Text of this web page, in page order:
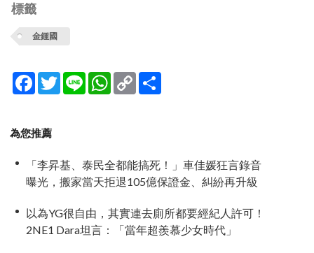
標籤
金鍾國
Facebook
TwitterLine WhatsApp
Copy
Link
為您推薦
「李昇基、泰民全都能搞死！」車佳媛狂言錄音
曝光，搬家當天拒退105億保證金、糾紛再升級
以為YG很自由，其實連去廁所都要經紀人許可！
2NE1 Dara坦言：「當年超羨慕少女時代」